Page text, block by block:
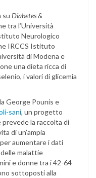
su Diabetes &
tra l’Università
Neurologico
IRCCS Istituto
di Modena e
una dieta ricca di
i valori di glicemia
George Pounis e
sani, un progetto
prevede la raccolta di
di un’ampia
aumentare i dati
malattie
e donne tra i 42-64
sottoposti alla